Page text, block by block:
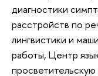
диагностики
расстройств по
лингвистики и
работы, Центр
просветительскую